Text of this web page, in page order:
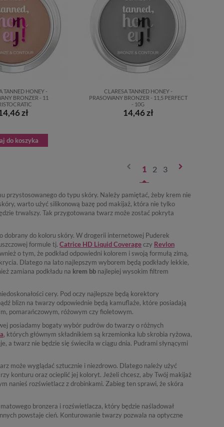
TANNED HONEY -
BRONZER - 11
zł
do koszyka
CLARESA TANNED HONEY -
PRASOWANY BRONZER - 11,5 PERFECT
- 10G
14,46 zł
1 2 3
przystosowanego do typu skóry. Należy pamiętać, żeby krem nie
warto użyć silikonową bazę pod makijaż, która nie tylko
trwalszy. Tak przygotowana twarz może zostać pokryta
dobrany do koloru skóry. W drogerii internetowej Puderek
formule tj. Catrice HD Liquid Coverageczy Revlon
o tym, że podkład odpowiedni kolorem i swoją formułą zimą,
Dlatego na lato najlepszym wyborem będą podkłady lekkie,
zamiana podkładu na krem bb najlepiej wysokim filtrem
cery. Pod oczy najlepsze będą korektory
blizn na twarzy odpowiednie będą kamuflaże, które posiadają
pomarańczowym, różowym czy fioletowym.
posiadamy bogaty wybór pudrów do twarzy o różnych
, których głównym składnikiem są krzemionka lub skrobia ryżowa,
a twarz nie będzie się świeciła w ciągu dnia. Pudrami słynącymi
może wyglądać sztucznie i niezdrowo. Dlatego należy użyć
konturu oraz ocieplić jej koloryt. Jeżeli chcesz, aby Twój makijaż
nanieś rozświetlacz z drobinkami. Zabieg ten sprawi, że skóra
bronzera i rozświetlacza, który będzie naśladował
powstaje cień. Konturowanie twarzy pozwala na optyczne